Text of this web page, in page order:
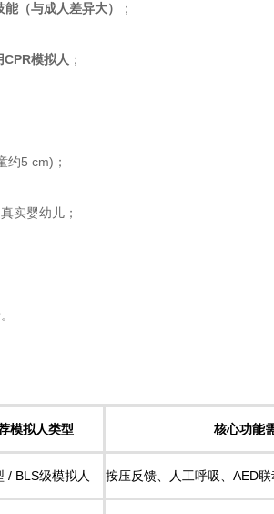
（与成人差异大）​ ​；
模拟人​ ​；
5 cm)；
实婴幼儿；
模拟人类型 核心功能
/ BLS级模拟人 按压反馈、人工呼吸、AED